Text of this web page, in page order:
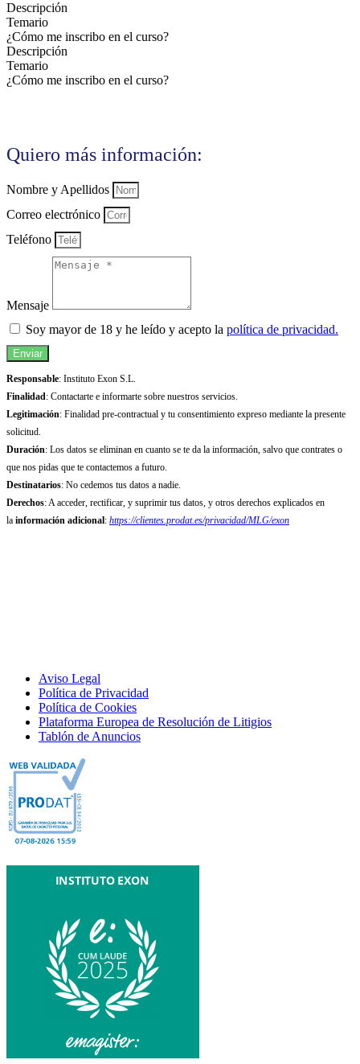
Descripción
Temario
¿Cómo me inscribo en el curso?
Descripción
Temario
¿Cómo me inscribo en el curso?
Quiero más información:
Nombre y Apellidos
Correo electrónico
Teléfono
Mensaje
Soy mayor de 18 y he leído y acepto la política de privacidad.
Enviar
Responsable: Instituto Exon S.L.
Finalidad: Contactarte e informarte sobre nuestros servicios.
Legitimación: Finalidad pre-contractual y tu consentimiento expreso mediante la presente
solicitud.
Duración: Los datos se eliminan en cuanto se te da la información, salvo que contrates o
que nos pidas que te contactemos a futuro.
Destinatarios: No cedemos tus datos a nadie.
Derechos: A acceder, rectificar, y suprimir tus datos, y otros derechos explicados en
la información adicional: https://clientes.prodat.es/privacidad/MLG/exon
Aviso Legal
Política de Privacidad
Política de Cookies
Plataforma Europea de Resolución de Litigios
Tablón de Anuncios